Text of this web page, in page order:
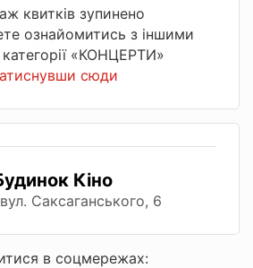
квитків зупинено
ознайомитись з іншими
«КОНЦЕРТИ»
сюди
Кіно
Саксаганського, 6
в соцмережах: